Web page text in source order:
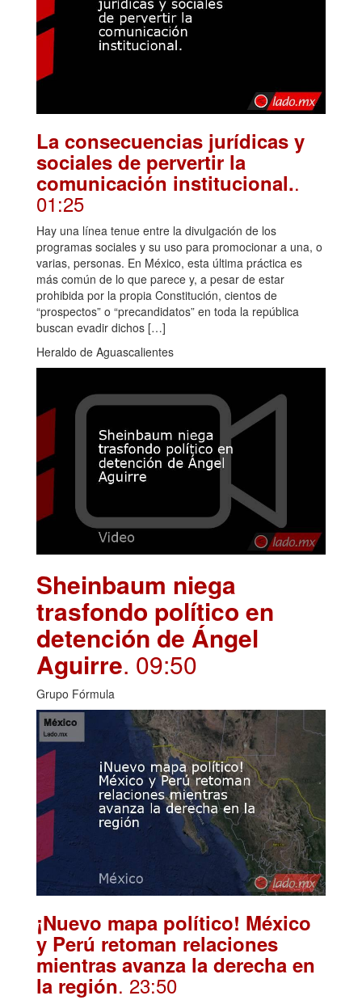
La consecuencias jurídicas y
sociales de pervertir la
comunicación institucional..
01:25
Hay una línea tenue entre la divulgación de los
programas sociales y su uso para promocionar a una, o
varias, personas. En México, esta última práctica es
más común de lo que parece y, a pesar de estar
prohibida por la propia Constitución, cientos de
“prospectos” o “precandidatos” en toda la república
buscan evadir dichos […]
Heraldo de Aguascalientes
Sheinbaum niega
trasfondo político en
detención de Ángel
Aguirre. 09:50
Grupo Fórmula
¡Nuevo mapa político! México
y Perú retoman relaciones
mientras avanza la derecha en
la región. 23:50